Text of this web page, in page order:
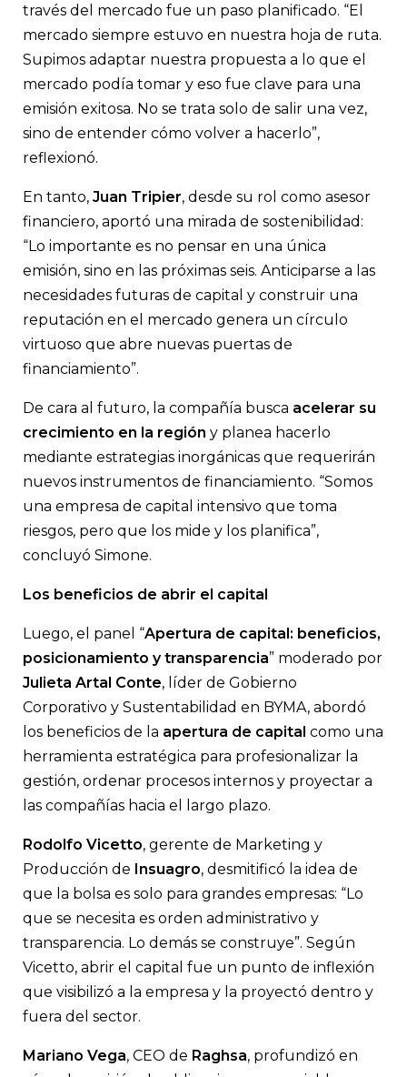
través del mercado fue un paso planificado. “El
mercado siempre estuvo en nuestra hoja de ruta.
Supimos adaptar nuestra propuesta a lo que el
mercado podía tomar y eso fue clave para una
emisión exitosa. No se trata solo de salir una vez,
sino de entender cómo volver a hacerlo”,
reflexionó.
En tanto, Juan Tripier, desde su rol como asesor
financiero, aportó una mirada de sostenibilidad:
“Lo importante es no pensar en una única
emisión, sino en las próximas seis. Anticiparse a las
necesidades futuras de capital y construir una
reputación en el mercado genera un círculo
virtuoso que abre nuevas puertas de
financiamiento”.
De cara al futuro, la compañía busca acelerar su
crecimiento en la región y planea hacerlo
mediante estrategias inorgánicas que requerirán
nuevos instrumentos de financiamiento. “Somos
una empresa de capital intensivo que toma
riesgos, pero que los mide y los planifica”,
concluyó Simone.
Los beneficios de abrir el capital
Luego, el panel “Apertura de capital: beneficios,
posicionamiento y transparencia” moderado por
Julieta Artal Conte, líder de Gobierno
Corporativo y Sustentabilidad en BYMA, abordó
los beneficios de la apertura de capital como una
herramienta estratégica para profesionalizar la
gestión, ordenar procesos internos y proyectar a
las compañías hacia el largo plazo.
Rodolfo Vicetto, gerente de Marketing y
Producción de Insuagro, desmitificó la idea de
que la bolsa es solo para grandes empresas: “Lo
que se necesita es orden administrativo y
transparencia. Lo demás se construye”. Según
Vicetto, abrir el capital fue un punto de inflexión
que visibilizó a la empresa y la proyectó dentro y
fuera del sector.
Mariano Vega, CEO de Raghsa, profundizó en